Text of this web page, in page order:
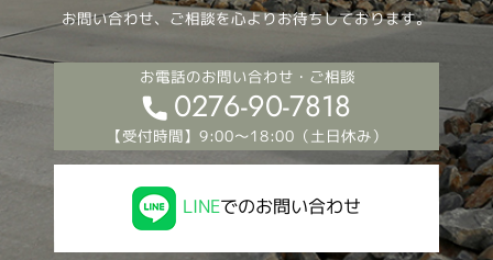
お問い合わせ、ご相談を心よりお待ちしております。
お電話のお問い合わせ・ご相談
0276-90-7818
【受付時間】9:00～18:00（土日休み）
LINEでのお問い合わせ